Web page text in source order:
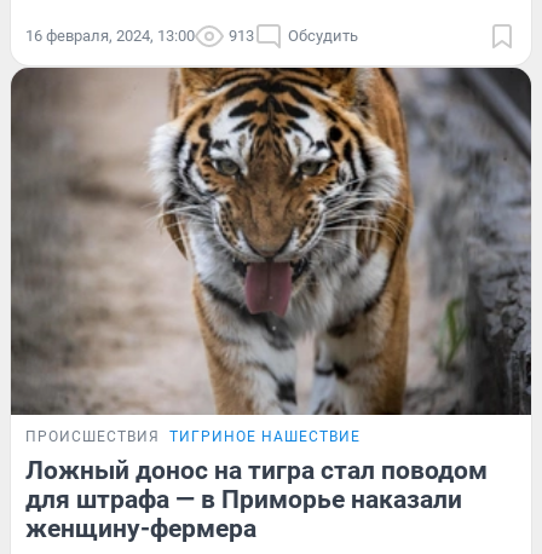
16 февраля, 2024, 13:00 913 Обсудить
ПРОИСШЕСТВИЯ ТИГРИНОЕ НАШЕСТВИЕ
Ложный донос на тигра стал поводом
для штрафа — в Приморье наказали
женщину-фермера